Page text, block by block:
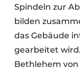
Spindeln zur
bilden
das Gebäude
gearbeitet
Bethlehem